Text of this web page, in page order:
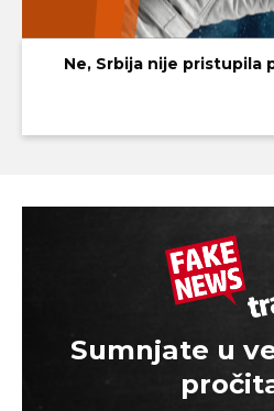
Ne, Srbija nije pristupila
Sumnjate u